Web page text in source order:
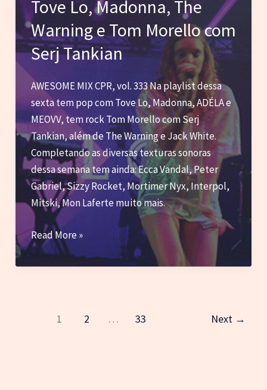
Céu
e
outras
novas
Tove Lo, Madonna, The
Warning e Tom Morello com
Serj Tankian
AWESOME MIX CPR, vol. 333 Na playlist dessa
sexta tem pop com Tove Lo, Madonna, ADÉLA e
MEOVV, tem rock Tom Morello com Serj
Tankian, além de The Warning e Jack White.
Completando as diversas texturas sonoras
dessa semana tem ainda: Ecca Vandal, Peter
Gabriel, Sizzy Rocket, Mortimer Nyx, Interpol,
Mitski, Mon Laferte muito mais.
Tove
Lo,
Madonna,
Read More »
1 2 … 33 Next →